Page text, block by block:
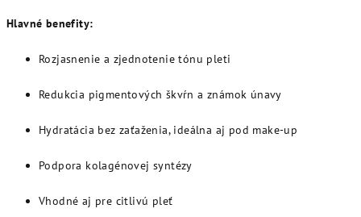
Hlavné benefity:
Rozjasnenie a zjednotenie tónu pleti
Redukcia pigmentových škvŕn a známok únavy
Hydratácia bez zaťaženia, ideálna aj pod make-up
Podpora kolagénovej syntézy
Vhodné aj pre citlivú pleť